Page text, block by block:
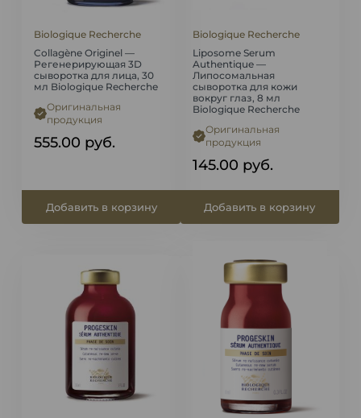
Biologique Recherche
Collagène Originel —
Регенерирующая 3D
сыворотка для лица, 30
мл Biologique Recherche
Оригинальная
продукция
555.00 руб.
Добавить в корзину
Biologique Recherche
Liposome Serum
Authentique —
Липосомальная
сыворотка для кожи
вокруг глаз, 8 мл
Biologique Recherche
Оригинальная
продукция
145.00 руб.
Добавить в корзину